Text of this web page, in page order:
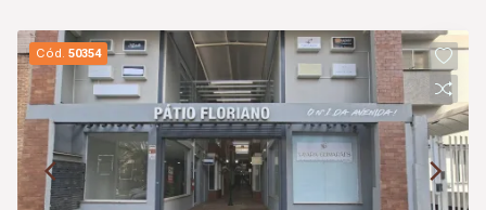
Cód.50354